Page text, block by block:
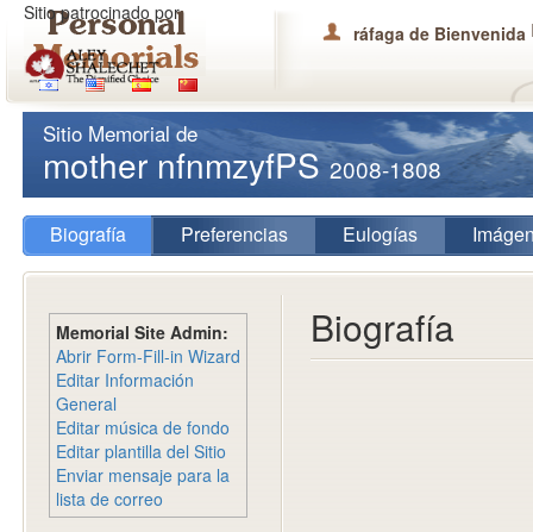
Sitio patrocinado por
ráfaga de Bienvenida
Sitio Memorial de
mother nfnmzyfPS2008-1808
Biografía Preferencias Eulogías
Memorial Site Admin:
Abrir Form-Fill-in Wizard
Editar Información
General
Editar música de fondo
Editar plantilla del Sitio
Enviar mensaje para la
lista de correo
Biografía